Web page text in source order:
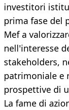
investitori
prima fase del
Mef a
nell'interesse
stakeholders,
patrimoniale e
prospettive di
La fame di